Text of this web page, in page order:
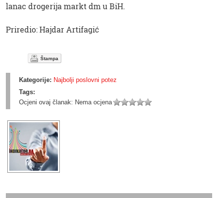
lanac drogerija markt dm u BiH.
Priredio: Hajdar Artifagić
Štampa
Kategorije: Najbolji poslovni potez
Tags:
Ocjeni ovaj članak: Nema ocjena